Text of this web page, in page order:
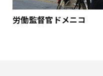
労働監督官ドメニコ